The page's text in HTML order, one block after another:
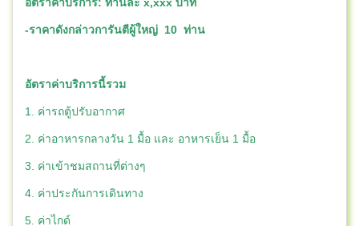
-ราคาดังกล่าวการันตีผู้ใหญ่ 10 ท่าน
อัตราค่าบริการนี้รวม
1. ค่ารถตู้ปรับอากาศ
2. ค่าอาหารกลางวัน 1 มื้อ และ อาหารเย็น 1 มื้อ
3. ค่าเข้าชมสถานที่ต่างๆ
4. ค่าประกันการเดินทาง
5. ค่าไกด์